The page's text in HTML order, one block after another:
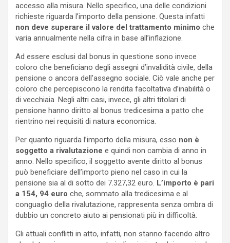
accesso alla misura. Nello specifico, una delle condizioni
richieste riguarda l’importo della pensione. Questa infatti
non deve superare il valore del trattamento minimo che
varia annualmente nella cifra in base all’inflazione.
Ad essere esclusi dal bonus in questione sono invece
coloro che beneficiano degli assegni d’invalidità civile, della
pensione o ancora dell’assegno sociale. Ciò vale anche per
coloro che percepiscono la rendita facoltativa d’inabilità o
di vecchiaia. Negli altri casi, invece, gli altri titolari di
pensione hanno diritto al bonus tredicesima a patto che
rientrino nei requisiti di natura economica.
Per quanto riguarda l’importo della misura, esso non è
soggetto a rivalutazione e quindi non cambia di anno in
anno. Nello specifico, il soggetto avente diritto al bonus
può beneficiare dell’importo pieno nel caso in cui la
pensione sia al di sotto dei 7.327,32 euro. L’importo è pari
a 154, 94 euro che, sommato alla tredicesima e al
conguaglio della rivalutazione, rappresenta senza ombra di
dubbio un concreto aiuto ai pensionati più in difficoltà.
Gli attuali conflitti in atto, infatti, non stanno facendo altro